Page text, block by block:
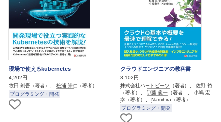
現場で使えるkubernetes
4,202円
牧田 剣吾 （著者）、 松浦 崇仁 （著者）
プログラミング・開発
クラウドエンジニアの教科書
3,102円
株式会社ハートビーツ （著者）、 佐野 裕
（著者）、 伊藤 俊一 （著者）、 小嶋 宏
幸 （著者）、 Namihira （著者）
プログラミング・開発